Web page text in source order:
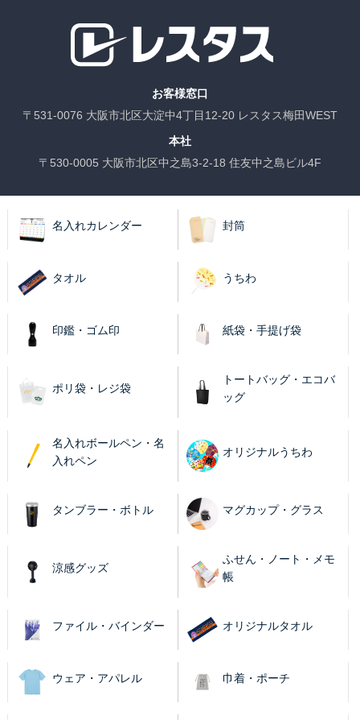
お客様窓口
〒531-0076 大阪市北区大淀中4丁目12-20 レスタス梅田WEST
本社
〒530-0005 大阪市北区中之島3-2-18 住友中之島ビル4F
名入れカレンダー 封筒
タオル うちわ
印鑑・ゴム印 紙袋・手提げ袋
ポリ袋・レジ袋
トートバッグ・エコバ
ッグ
名入れボールペン・名
入れペン
オリジナルうちわ
タンブラー・ボトル マグカップ・グラス
涼感グッズ
ふせん・ノート・メモ
帳
ファイル・バインダー オリジナルタオル
ウェア・アパレル 巾着・ポーチ